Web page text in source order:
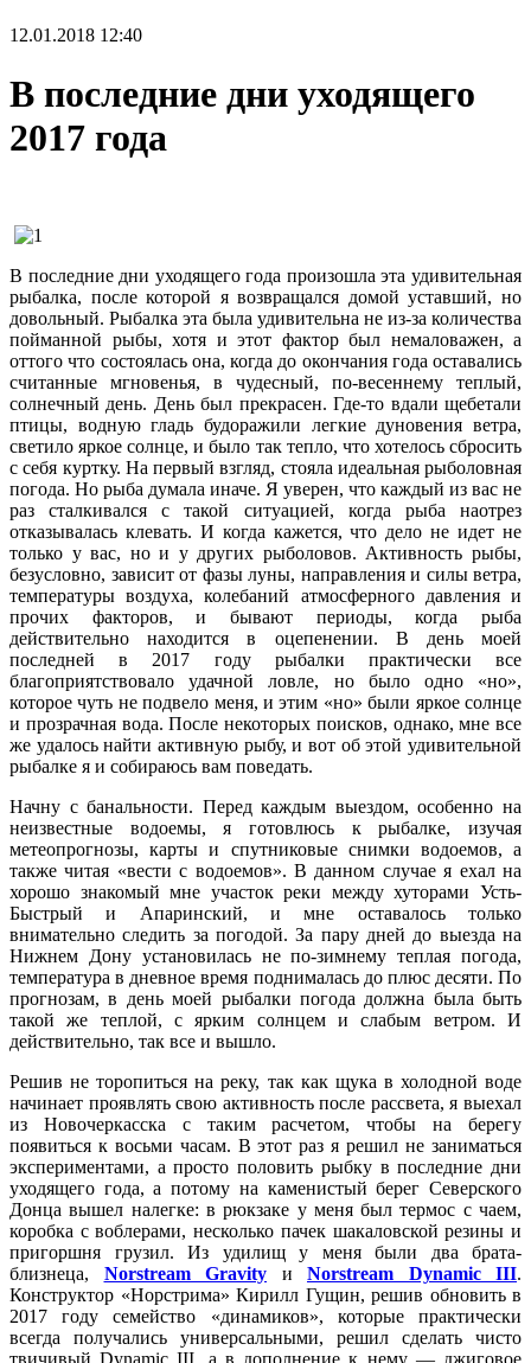
12.01.2018 12:40
В последние дни уходящего
2017 года
В последние дни уходящего года произошла эта удивительная
рыбалка, после которой я возвращался домой уставший, но
довольный. Рыбалка эта была удивительна не из-за количества
пойманной рыбы, хотя и этот фактор был немаловажен, а
оттого что состоялась она, когда до окончания года оставались
считанные мгновенья, в чудесный, по-весеннему теплый,
солнечный день. День был прекрасен. Где-то вдали щебетали
птицы, водную гладь будоражили легкие дуновения ветра,
светило яркое солнце, и было так тепло, что хотелось сбросить
с себя куртку. На первый взгляд, стояла идеальная рыболовная
погода. Но рыба думала иначе. Я уверен, что каждый из вас не
раз сталкивался с такой ситуацией, когда рыба наотрез
отказывалась клевать. И когда кажется, что дело не идет не
только у вас, но и у других рыболовов. Активность рыбы,
безусловно, зависит от фазы луны, направления и силы ветра,
температуры воздуха, колебаний атмосферного давления и
прочих факторов, и бывают периоды, когда рыба
действительно находится в оцепенении. В день моей
последней в 2017 году рыбалки практически все
благоприятствовало удачной ловле, но было одно «но»,
которое чуть не подвело меня, и этим «но» были яркое солнце
и прозрачная вода. После некоторых поисков, однако, мне все
же удалось найти активную рыбу, и вот об этой удивительной
рыбалке я и собираюсь вам поведать.
Начну с банальности. Перед каждым выездом, особенно на
неизвестные водоемы, я готовлюсь к рыбалке, изучая
метеопрогнозы, карты и спутниковые снимки водоемов, а
также читая «вести с водоемов». В данном случае я ехал на
хорошо знакомый мне участок реки между хуторами Усть-
Быстрый и Апаринский, и мне оставалось только
внимательно следить за погодой. За пару дней до выезда на
Нижнем Дону установилась не по-зимнему теплая погода,
температура в дневное время поднималась до плюс десяти. По
прогнозам, в день моей рыбалки погода должна была быть
такой же теплой, с ярким солнцем и слабым ветром. И
действительно, так все и вышло.
Решив не торопиться на реку, так как щука в холодной воде
начинает проявлять свою активность после рассвета, я выехал
из Новочеркасска с таким расчетом, чтобы на берегу
появиться к восьми часам. В этот раз я решил не заниматься
экспериментами, а просто половить рыбку в последние дни
уходящего года, а потому на каменистый берег Северского
Донца вышел налегке: в рюкзаке у меня был термос с чаем,
коробка с воблерами, несколько пачек шакаловской резины и
пригоршня грузил. Из удилищ у меня были два брата-
близнеца, Norstream Gravity и Norstream Dynamic III.
Конструктор «Норстрима» Кирилл Гущин, решив обновить в
2017 году семейство «динамиков», которые практически
всегда получались универсальными, решил сделать чисто